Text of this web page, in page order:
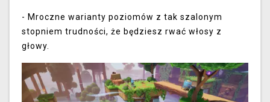
- Mroczne warianty poziomów z tak szalonym
stopniem trudności, że będziesz rwać włosy z
głowy.